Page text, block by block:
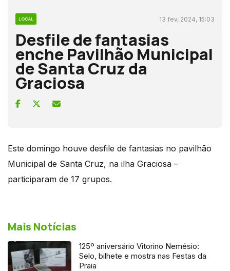
LOCAL 13 fev, 2024, 15:03
Desfile de fantasias
enche Pavilhão Municipal
de Santa Cruz da
Graciosa
Este domingo houve desfile de fantasias no pavilhão
Municipal de Santa Cruz, na ilha Graciosa –
participaram de 17 grupos.
Mais Notícias
125º aniversário Vitorino Nemésio:
Selo, bilhete e mostra nas Festas da
Praia